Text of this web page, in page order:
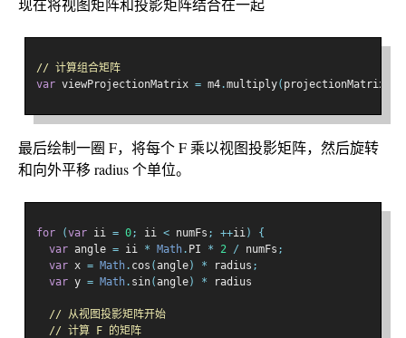
现在将视图矩阵和投影矩阵结合在一起
// 计算组合矩阵
var viewProjectionMatrix = m4.multiply( projectionMatrix
最后绘制一圈 F，将每个 F 乘以视图投影矩阵，然后旋转
和向外平移 radius 个单位。
for (var ii = 0; ii < numFs ; ++ii)
{
var angle = ii * Math. PI * 2 / numFs ;
var x = Math. cos (angle) * radius ;
var y = Math. sin(angle) * radius
// 从视图投影矩阵开始
// 计算 F 的矩阵